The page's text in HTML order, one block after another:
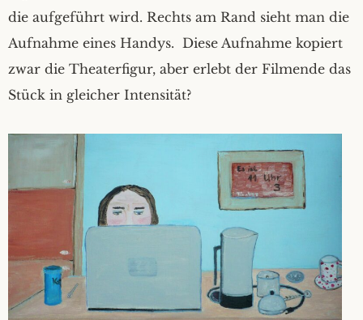
die aufgeführt wird. Rechts am Rand sieht man die
Aufnahme eines Handys. Diese Aufnahme kopiert
zwar die Theaterfigur, aber erlebt der Filmende das
Stück in gleicher Intensität?